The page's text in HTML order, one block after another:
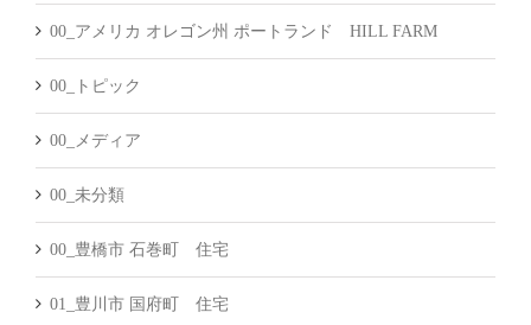
00_アメリカ オレゴン州 ポートランド HILL FARM
00_トピック
00_メディア
00_未分類
00_豊橋市 石巻町 住宅
01_豊川市 国府町 住宅